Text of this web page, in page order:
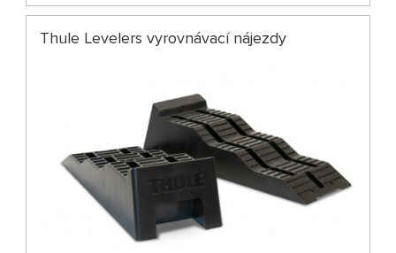
Thule Levelers vyrovnávací nájezdy